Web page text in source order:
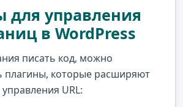
для управления
в WordPress
писать код, можно
плагины, которые расширяют
URL: